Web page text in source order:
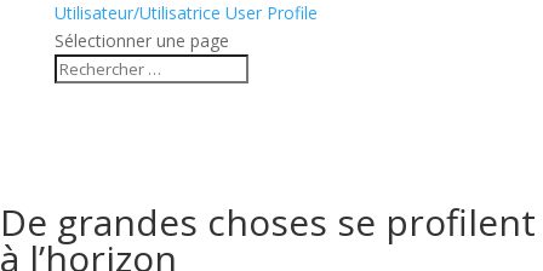
Utilisateur/Utilisatrice User Profile
Sélectionner une page
De grandes choses se profilent
à l’horizon